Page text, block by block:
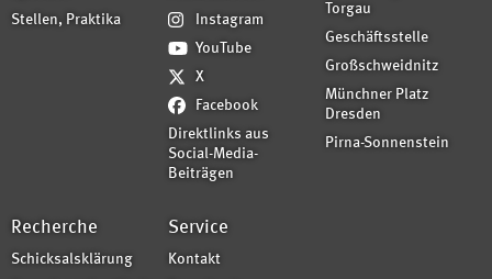
Stellen, Praktika
Instagram
YouTube
X
Facebook
Direktlinks aus
Social-Media-
Beiträgen
Torgau
Geschäftsstelle
Großschweidnitz
Münchner Platz
Dresden
Pirna-Sonnenstein
Recherche
Schicksalsklärung
Service
Kontakt